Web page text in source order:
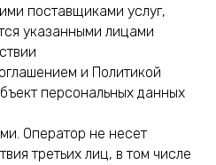
поставщиками услуг,
указанными лицами
и Политикой
персональных данных
Оператор не несет
третьих лиц, в том числе